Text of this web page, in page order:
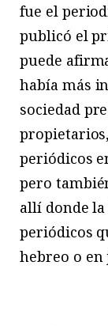
fue el
publicó el
puede
había más
sociedad
periódicos
pero
allí donde
periódicos
hebreo o en